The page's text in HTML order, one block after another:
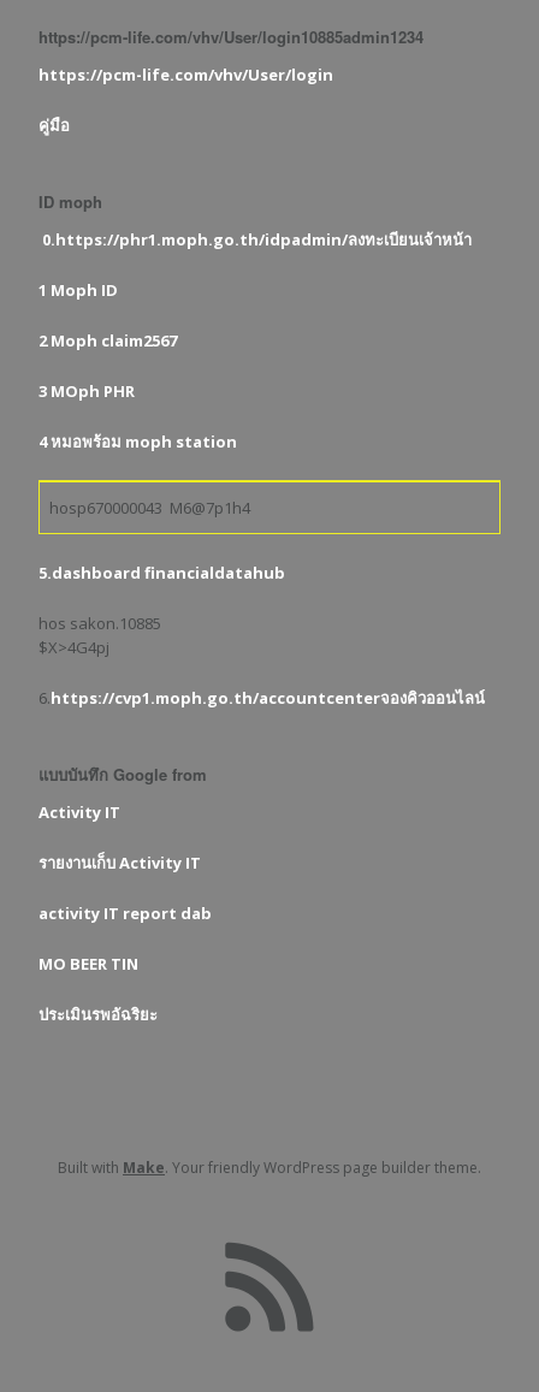
https://pcm-life.com/vhv/User/login10885admin1234
https://pcm-life.com/vhv/User/login
คู่มือ
ID moph
0.https://phr1.moph.go.th/idpadmin/ลงทะเบียนเจ้าหน้า
1 Moph ID
2 Moph claim2567
3 MOph PHR
4 หมอพร้อม moph station
hosp670000043 M6@7p1h4
5.dashboard financialdatahub
hos sakon.10885
$X>4G4pj
6.https://cvp1.moph.go.th/accountcenterจองคิวออนไลน์
แบบบันทึก Google from
Activity IT
รายงานเก็บ Activity IT
activity IT report dab
MO BEER TIN
ประเมินรพอัฉริยะ
Built with Make. Your friendly WordPress page builder theme.